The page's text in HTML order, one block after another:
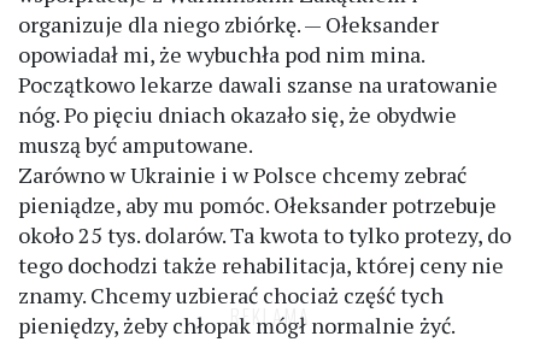
organizuje dla niego zbiórkę. — Ołeksander
opowiadał mi, że wybuchła pod nim mina.
Początkowo lekarze dawali szanse na uratowanie
nóg. Po pięciu dniach okazało się, że obydwie
muszą być amputowane.
Zarówno w Ukrainie i w Polsce chcemy zebrać
pieniądze, aby mu pomóc. Ołeksander potrzebuje
około 25 tys. dolarów. Ta kwota to tylko protezy, do
tego dochodzi także rehabilitacja, której ceny nie
znamy. Chcemy uzbierać chociaż część tych
pieniędzy, żeby chłopak mógł normalnie żyć.